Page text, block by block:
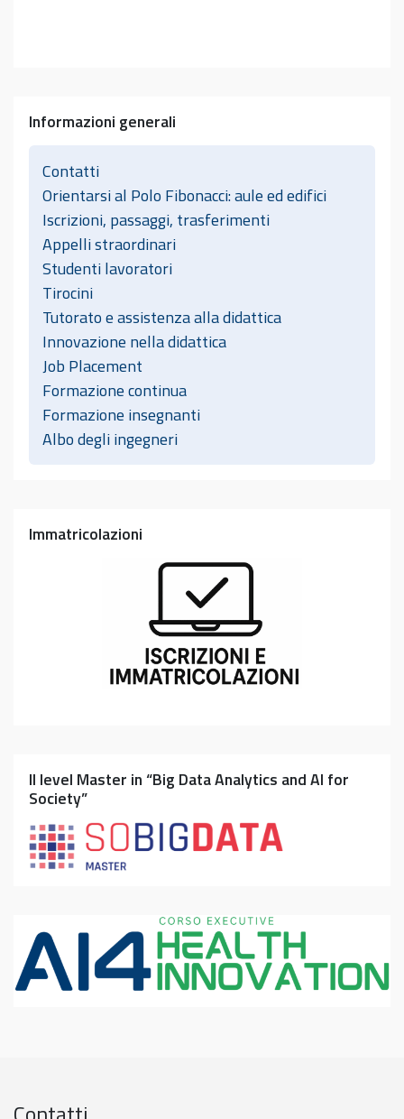
Informazioni generali
Contatti
Orientarsi al Polo Fibonacci: aule ed edifici
Iscrizioni, passaggi, trasferimenti
Appelli straordinari
Studenti lavoratori
Tirocini
Tutorato e assistenza alla didattica
Innovazione nella didattica
Job Placement
Formazione continua
Formazione insegnanti
Albo degli ingegneri
Immatricolazioni
II level Master in “Big Data Analytics and AI for
Society”